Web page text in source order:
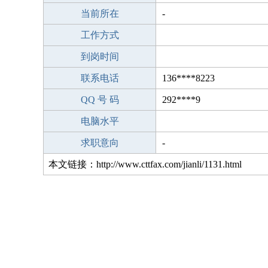
当前所在 -
工作方式
到岗时间
联系电话 136****8223
QQ 号 码 292****9
电脑水平
求职意向 -
本文链接：http://www.cttfax.com/jianli/1131.html